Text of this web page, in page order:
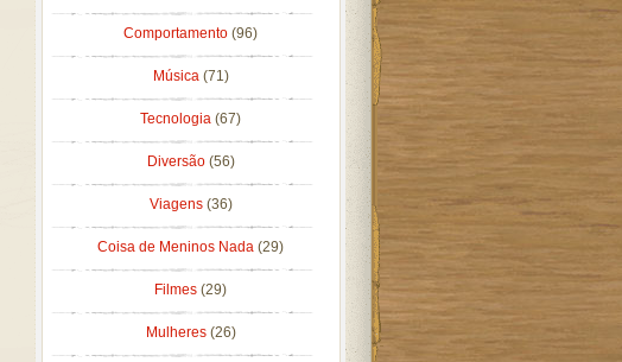
Comportamento (96)
Música (71)
Tecnologia (67)
Diversão (56)
Viagens (36)
Coisa de Meninos Nada (29)
Filmes (29)
Mulheres (26)